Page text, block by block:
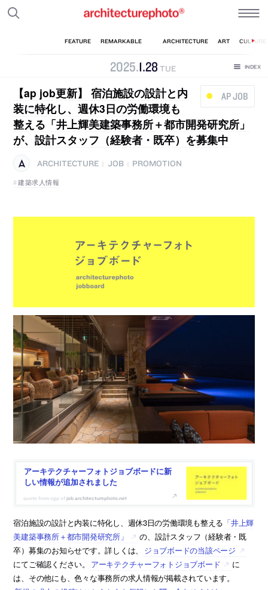
2025.1.28 TUE
AP JOB
【ap job更新】 宿泊施設の設計と内
装に特化し、週休3日の労働環境も
整える「井上輝美建築事務所＋都市開発研究所」
が、設計スタッフ（経験者・既卒）を募集中
ARCHITECTURE JOB
PROMOTION
建築求人情報
アーキテクチャーフォトジョブボードに新
しい情報が追加されました
job.architecturephoto.net
宿泊施設の設計と内装に特化し、週休3日の労働環境も整える 「井上輝
美建築事務所＋都市開発研究所」
の、設計スタッフ（経験者・既
卒）募集のお知らせです。詳しくは、
ジョブボードの当該ページ
にてご確認ください。
アーキテクチャーフォトジョブボード
に
は、その他にも、色々な事務所の求人情報が掲載されています。